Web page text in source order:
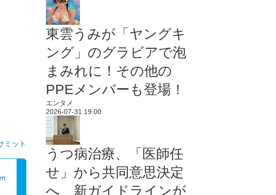
ミット
東雲うみが「ヤングキ
ング」のグラビアで泡
まみれに！その他の
PPEメンバーも登場！
エンタメ
2026-07-31 19:00
うつ病治療、「医師任
せ」から共同意思決定
へ 新ガイドラインが